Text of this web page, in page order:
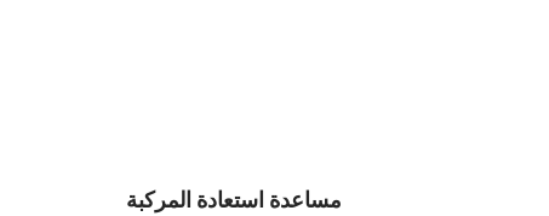
مساعدة استعادة المركبة